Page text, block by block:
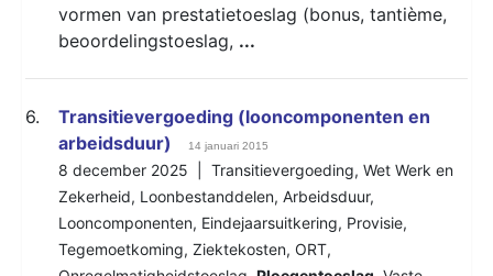
vormen van prestatietoeslag (bonus, tantième,
beoordelingstoeslag, ...
6.
Transitievergoeding (looncomponenten en
arbeidsduur)
14 januari 2015
8 december 2025 | Transitievergoeding, Wet Werk en
Zekerheid, Loonbestanddelen, Arbeidsduur,
Looncomponenten, Eindejaarsuitkering, Provisie,
Tegemoetkoming, Ziektekosten, ORT,